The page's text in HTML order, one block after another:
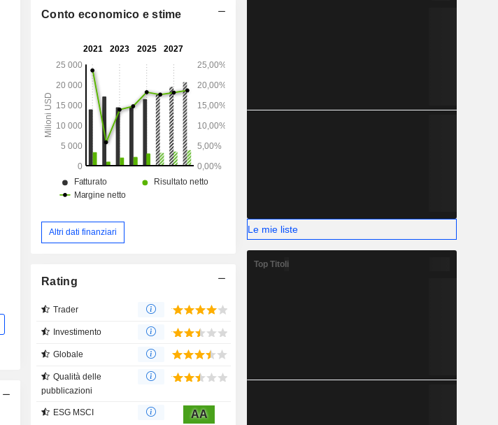
Conto economico e stime
Altri dati finanziari
Rating
Trader
Investimento
Globale
Qualità delle
pubblicazioni
ESG MSCI AA
Le mie liste
Top Titoli